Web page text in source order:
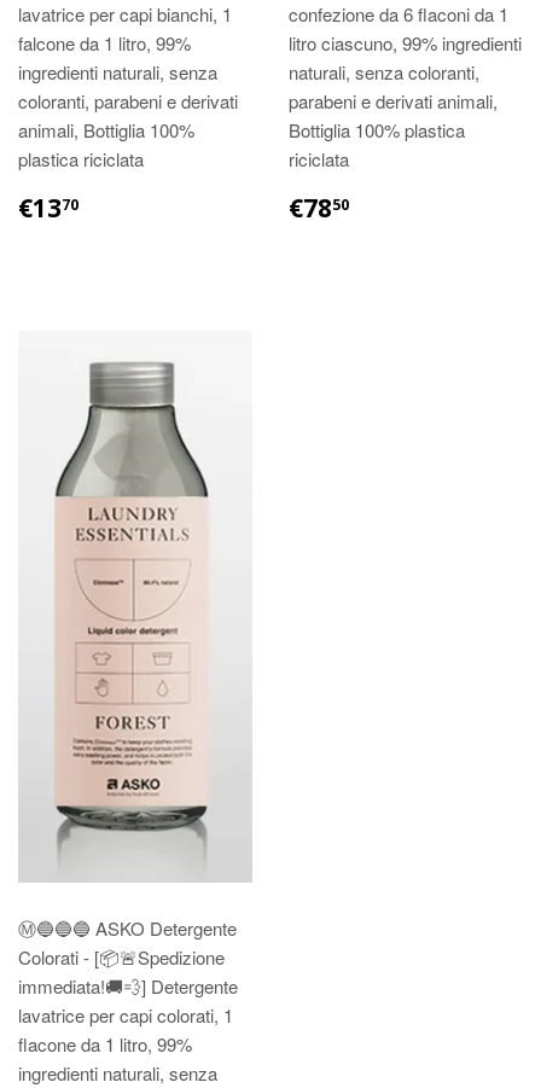
lavatrice per capi bianchi, 1
falcone da 1 litro, 99%
ingredienti naturali, senza
coloranti, parabeni e derivati
animali, Bottiglia 100%
plastica riciclata
€1370
confezione da 6 flaconi da 1
litro ciascuno, 99% ingredienti
naturali, senza coloranti,
parabeni e derivati animali,
Bottiglia 100% plastica
riciclata
€7850
Ⓜ️🔵🔵🔵 ASKO Detergente
Colorati - [📦🚨Spedizione
immediata!🚚💨] Detergente
lavatrice per capi colorati, 1
flacone da 1 litro, 99%
ingredienti naturali, senza